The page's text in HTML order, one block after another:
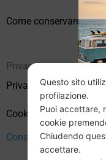
Come conservare
Privacy
Privacy Policy
Cookie Policy (UE)
Consenso
Questo sito
profilazione.
Puoi accettare,
cookie
Chiudendo
accettare.